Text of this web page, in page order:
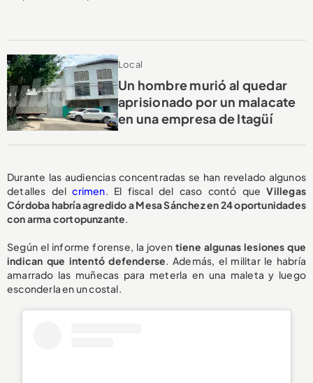
Local
Un hombre murió al quedar
aprisionado por un malacate
en una empresa de Itagüí
Durante las audiencias concentradas se han revelado algunos
detalles delcrimen. El fiscal del caso contó queVillegas
Córdoba habría agredido a Mesa Sánchez en 24 oportunidades
con arma cortopunzante.
Según el informe forense, la joven tiene algunas lesiones que
indican que intentó defenderse. Además, el militar le habría
amarrado las muñecas para meterla en una maleta y luego
esconderla en un costal.